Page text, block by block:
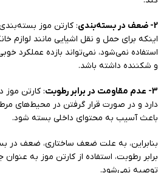
2- ضعف در بسته‌بندی
: کارتن موز
اینکه برای حمل و نقل اشیایی مانند لوازم
استفاده نمی‌شود، نمی‌تواند بازده عملکرد
و شکننده داشته باشد.
3- عدم مقاومت در برابر رطوبت
: کارتن موز
دارد و در صورت قرار گرفتن در محیط‌های
باعث آسیب به محتوای داخلی بسته شود.
بنابراین، به علت ضعف ساختاری، ضعف در
برابر رطوبت، استفاده از کارتن موز به
توصیه نمی‌شود.